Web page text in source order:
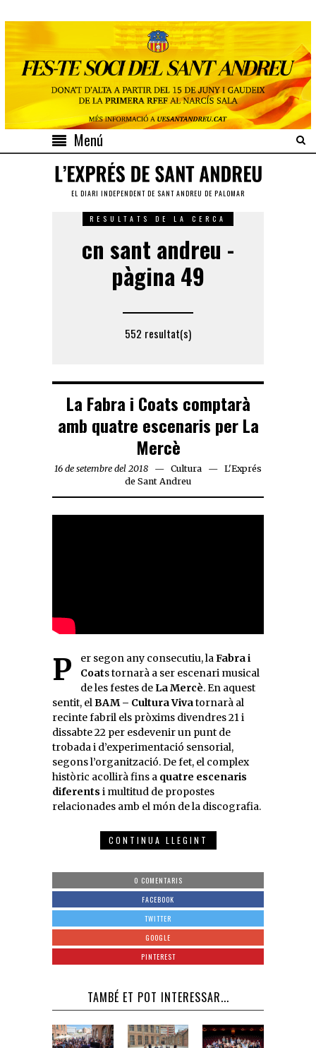
Menú
EL DIARI INDEPENDENT DE SANT ANDREU DE PALOMAR
RESULTATS DE LA CERCA
cn sant andreu -
pàgina 49
552 resultat(s)
La Fabra i Coats comptarà
amb quatre escenaris per La
Mercè
16 de setembre del 2018 Cultura
L'Exprés
de Sant Andreu
Per segon any consecutiu, laFabra i
Coats tornarà a ser escenari musical
de les festes de La Mercè. En aquest
sentit, elBAM – Cultura Vivatornarà al
recinte fabril els pròxims divendres 21 i
dissabte 22 per esdevenir un punt de
trobada i d’experimentació sensorial,
segons l’organització. De fet, el complex
històric acollirà fins a quatre escenaris
diferents i multitud de propostes
relacionades amb el món de la discografia.
CONTINUA LLEGINT
0 COMENTARIS
FACEBOOK
TWITTER
GOOGLE
PINTEREST
TAMBÉ ET POT INTERESSAR...